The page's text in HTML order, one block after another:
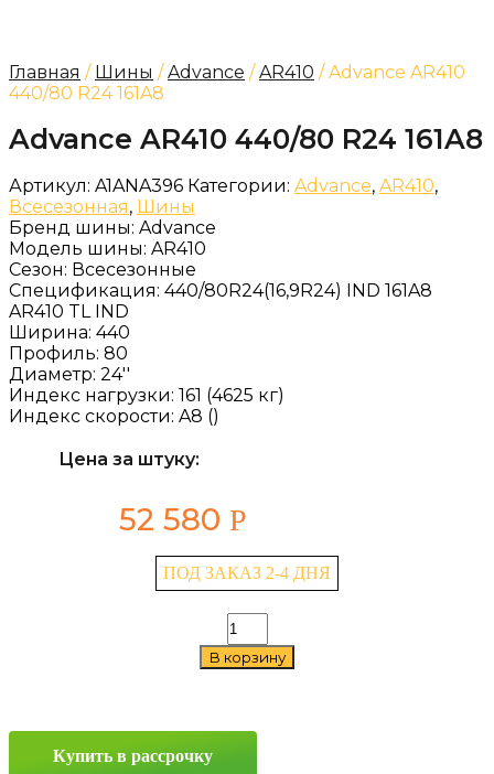
Главная / Шины /Advance /AR410 / Advance AR410
440/80 R24 161A8
Advance AR410 440/80 R24 161A8
Артикул: A1ANA396 Категории: Advance, AR410,
Всесезонная, Шины
Бренд шины: Advance
Модель шины: AR410
Сезон: Всесезонные
Спецификация: 440/80R24(16,9R24) IND 161A8
AR410 TL IND
Ширина: 440
Профиль: 80
Диаметр: 24''
Индекс нагрузки: 161 (4625 кг)
Индекс скорости: A8 ()
Цена за штуку:
52 580 Р
ПОД ЗАКАЗ 2-4 ДНЯ
Количество
товара
Advance
161A8
В корзину
Купить в рассрочку